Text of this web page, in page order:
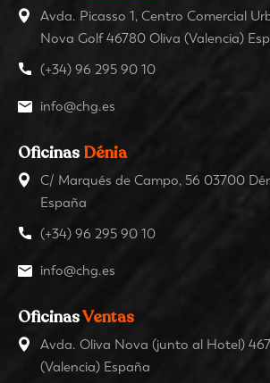
Avda. Picasso 1, Centro Comercial
Nova Golf 46780 Oliva (Valencia)
(+34) 96 295 90 10
info@chg.es
Oficinas Dénia
C/ Marqués de Campo, 56 03700
España
(+34) 96 295 90 10
info@chg.es
OficinasVentas
Avda. Oliva Nova (junto al Hotel)
(Valencia) España